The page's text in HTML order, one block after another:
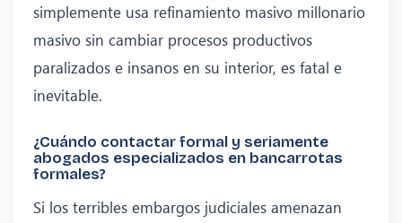
simplemente usa refinamiento masivo millonario
masivo sin cambiar procesos productivos
paralizados e insanos en su interior, es fatal e
inevitable.
¿Cuándo contactar formal y seriamente
abogados especializados en bancarrotas
formales?
Si los terribles embargos judiciales amenazan